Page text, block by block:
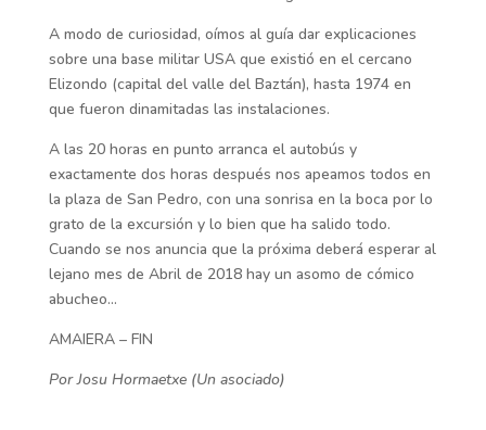
A modo de curiosidad, oímos al guía dar explicaciones
sobre una base militar USA que existió en el cercano
Elizondo (capital del valle del Baztán), hasta 1974 en
que fueron dinamitadas las instalaciones.
A las 20 horas en punto arranca el autobús y
exactamente dos horas después nos apeamos todos en
la plaza de San Pedro, con una sonrisa en la boca por lo
grato de la excursión y lo bien que ha salido todo.
Cuando se nos anuncia que la próxima deberá esperar al
lejano mes de Abril de 2018 hay un asomo de cómico
abucheo…
AMAIERA – FIN
Por Josu Hormaetxe (Un asociado)